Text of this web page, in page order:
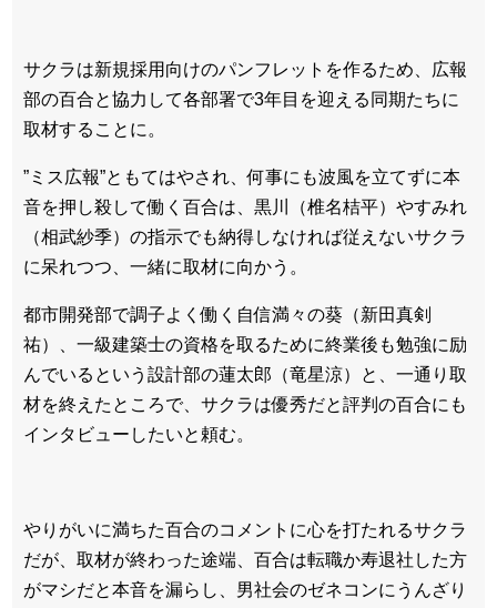
サクラは新規採用向けのパンフレットを作るため、広報
部の百合と協力して各部署で3年目を迎える同期たちに
取材することに。
”ミス広報”ともてはやされ、何事にも波風を立てずに本
音を押し殺して働く百合は、黒川（椎名桔平）やすみれ
（相武紗季）の指示でも納得しなければ従えないサクラ
に呆れつつ、一緒に取材に向かう。
都市開発部で調子よく働く自信満々の葵（新田真剣
祐）、一級建築士の資格を取るために終業後も勉強に励
んでいるという設計部の蓮太郎（竜星涼）と、一通り取
材を終えたところで、サクラは優秀だと評判の百合にも
インタビューしたいと頼む。
やりがいに満ちた百合のコメントに心を打たれるサクラ
だが、取材が終わった途端、百合は転職か寿退社した方
がマシだと本音を漏らし、男社会のゼネコンにうんざり